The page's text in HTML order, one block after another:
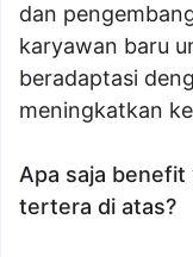
dan
karyawan baru
beradaptasi
meningkatkan
Apa saja benefit
tertera di atas?